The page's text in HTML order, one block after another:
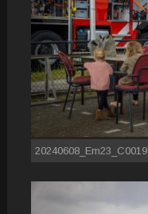
20240608_Em23_C0019